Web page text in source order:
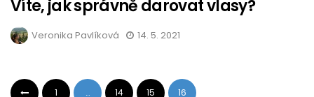
Víte, jak správně darovat vlasy?
Veronika Pavlíková 14. 5. 2021
1 … 14 15 16